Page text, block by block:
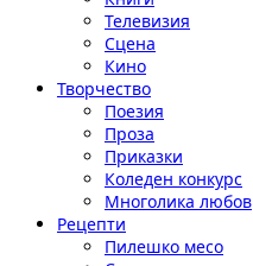
Телевизия
Сцена
Кино
Творчество
Поезия
Проза
Приказки
Коледен конкурс
Многолика любов
Рецепти
Пилешко месо